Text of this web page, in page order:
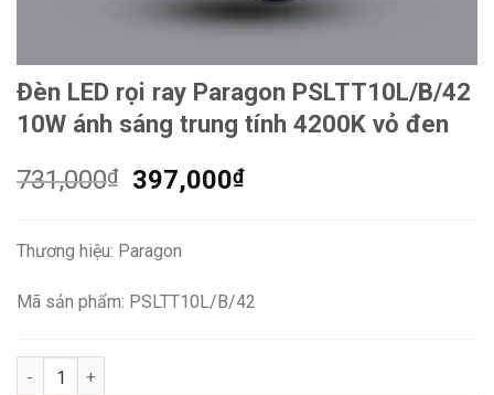
Đèn LED rọi ray Paragon PSLTT10L/B/42
10W ánh sáng trung tính 4200K vỏ đen
731,000₫
Giá
731,000₫.
397,000₫Giá
Thương hiệu: Paragon
Mã sản phẩm: PSLTT10L/B/42
Đèn LED rọi ray Paragon PSLTT10L/B/42 10W ánh sáng trung